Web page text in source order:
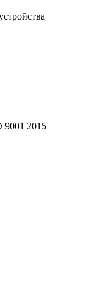
9001 2015